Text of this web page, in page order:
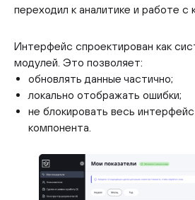
переходил к аналитике и работе с
Интерфейс спроектирован как
модулей. Это позволяет:
обновлять данные частично;
локально отображать ошибки;
не блокировать весь
компонента.